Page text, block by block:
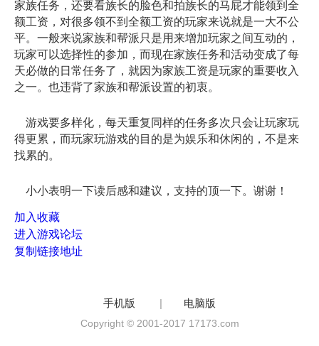
家族任务，还要看族长的脸色和拍族长的马屁才能领到全
额工资，对很多领不到全额工资的玩家来说就是一大不公
平。一般来说家族和帮派只是用来增加玩家之间互动的，
玩家可以选择性的参加，而现在家族任务和活动变成了每
天必做的日常任务了，就因为家族工资是玩家的重要收入
之一。也违背了家族和帮派设置的初衷。
游戏要多样化，每天重复同样的任务多次只会让玩家玩
得更累，而玩家玩游戏的目的是为娱乐和休闲的，不是来
找累的。
小小表明一下读后感和建议，支持的顶一下。谢谢！
加入收藏
进入游戏论坛
复制链接地址
手机版 | 电脑版
Copyright © 2001-2017 17173.com